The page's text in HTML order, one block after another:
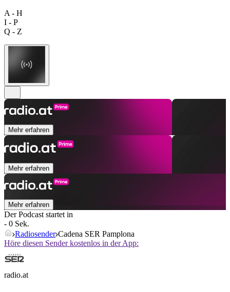
A - H
I - P
Q - Z
Mehr erfahren
Mehr erfahren
Mehr erfahren
Der Podcast startet in
- 0 Sek.
Radiosender Cadena SER Pamplona
Höre diesen Sender kostenlos in der App:
radio.at